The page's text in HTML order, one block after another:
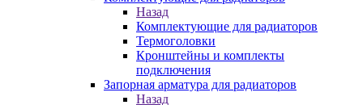
Назад
Комплектующие для радиаторов
Термоголовки
Кронштейны и комплекты
подключения
Запорная арматура для радиаторов
Назад